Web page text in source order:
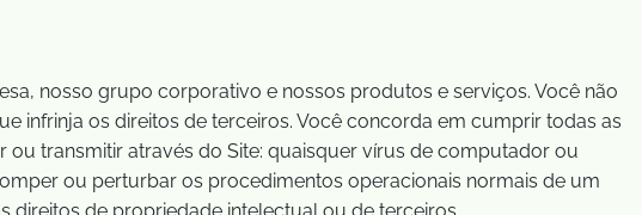
nosso grupo corporativo e nossos produtos e serviços. Você não
infrinja os direitos de terceiros. Você concorda em cumprir todas as
ou transmitir através do Site: quaisquer vírus de computador ou
ou perturbar os procedimentos operacionais normais de um